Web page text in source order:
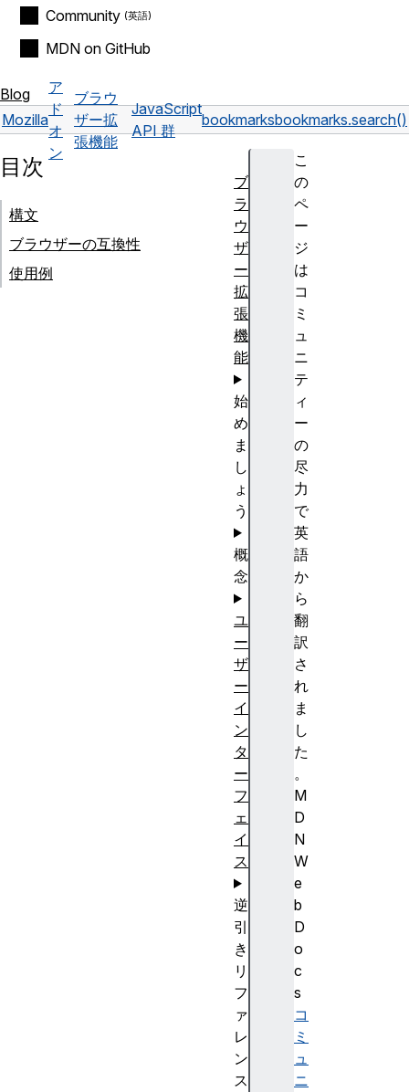
Community
MDN on GitHub
Blog
Mozilla
ア
ド
オ
ン
ブラウ
ザー拡
張機能
JavaScript
API 群
bookmarksbookmarks.search()
こ
の
ペ
ー
ジ
は
コ
ミ
ュ
ニ
テ
ィ
ー
の
尽
力
で
英
語
か
ら
翻
訳
さ
れ
ま
し
た
。
M
D
N
W
e
b
D
o
c
s
コ
ミ
ュ
ニ
目次
構文
ブラウザーの互換性
使用例
ブ
ラ
ウ
ザ
ー
拡
張
機
能
始
め
ま
し
ょ
う
概
念
ユ
ー
ザ
ー
イ
ン
タ
ー
フ
ェ
イ
ス
逆
引
き
リ
フ
ァ
レ
ン
ス